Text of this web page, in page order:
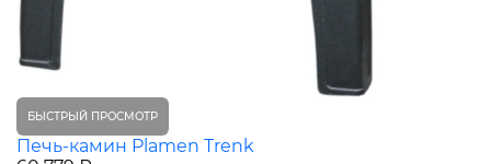
БЫСТРЫЙ ПРОСМОТР
Печь-камин Plamen Trenk